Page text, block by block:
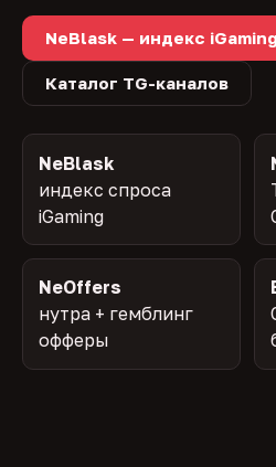
NeBlask — индекс iGaming
Каталог TG-каналов
NeBlask
индекс спроса
iGaming
NeOffers
нутра + гемблинг
офферы